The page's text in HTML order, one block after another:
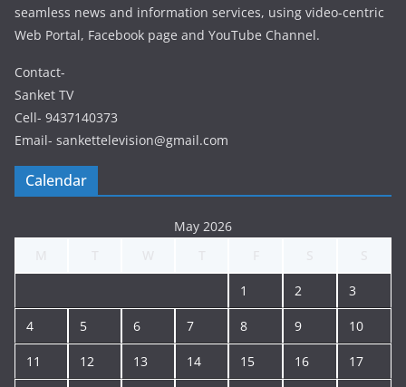
seamless news and information services, using video-centric
Web Portal, Facebook page and YouTube Channel.
Contact-
Sanket TV
Cell- 9437140373
Email- sankettelevision@gmail.com
Calendar
May 2026
1 2 3
4 5 6 7 8 9 10
11 12 13 14 15 16 17